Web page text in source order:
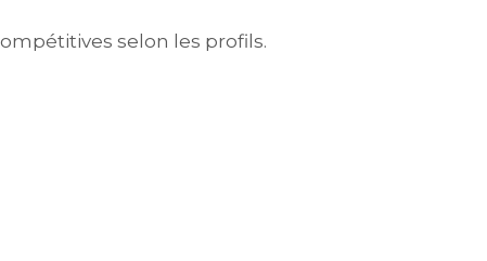
selon les profils.